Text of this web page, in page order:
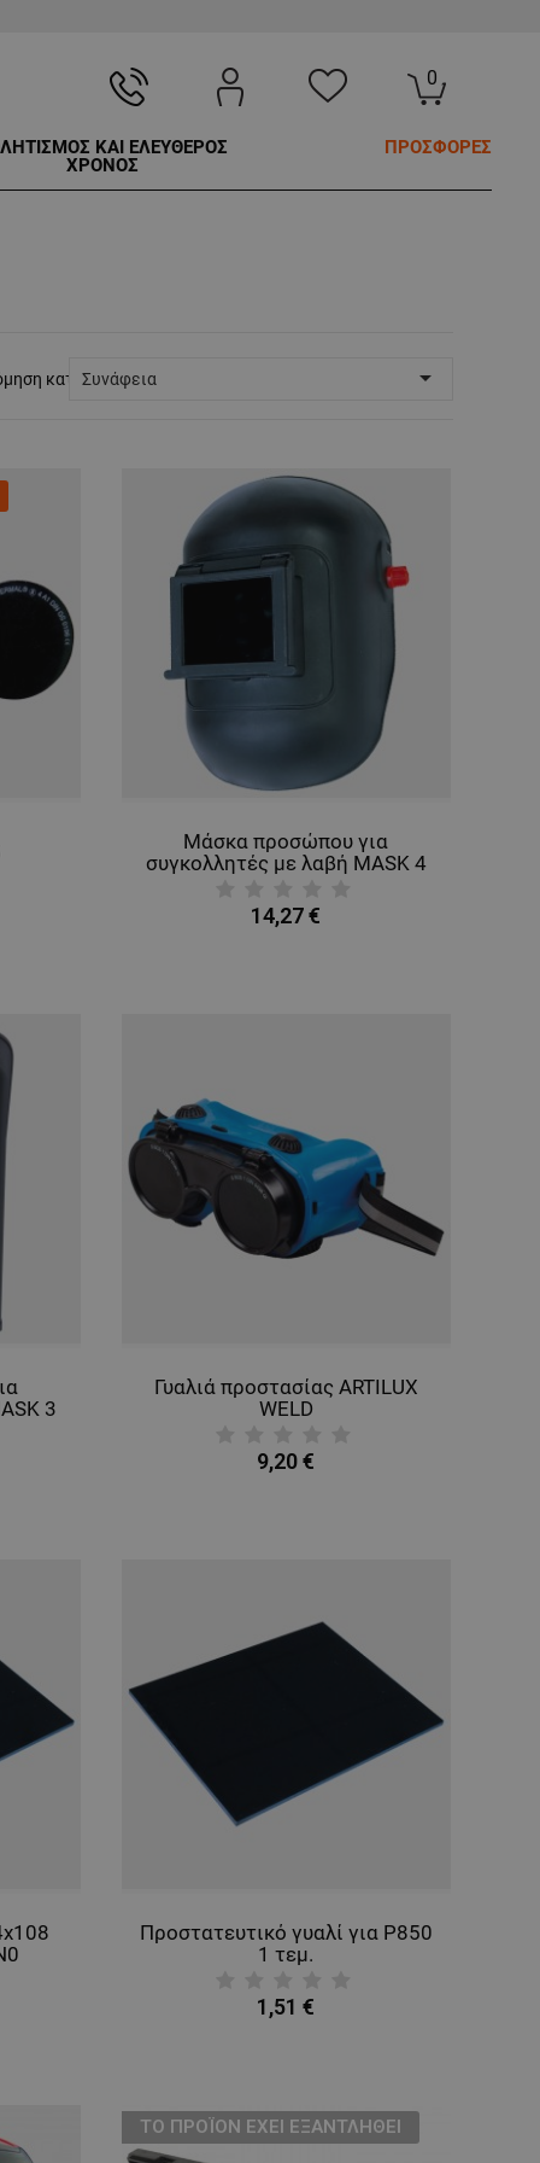
0
ΚΑΙ ΕΛΕΥΘΕΡΟΣ
ΧΡΟΝΟΣ
ΠΡΟΣΦΟΡΕΣ
κατά:Συνάφεια 
Μάσκα προσώπου για
συγκολλητές με λαβή MASK 4
14,27 €
3
Γυαλιά προστασίας ARTILUX
WELD
9,20 €
Προστατευτικό γυαλί για P850
1 τεμ.
1,51 €
ТΟ ΠΡΟΪΌΝ ΈΧΕΙ ΕΞΑΝΤΛΗΘΕΊ